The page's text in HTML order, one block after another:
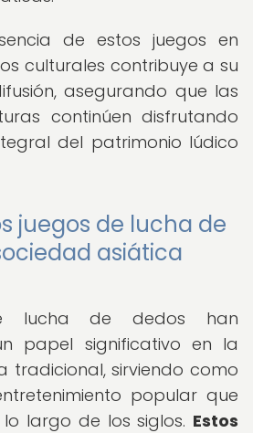
de estos juegos en
culturales contribuye a su
asegurando que las
continúen disfrutando
del patrimonio lúdico
juegos de lucha de
asiática
lucha de dedos han
papel significativo en la
tradicional, sirviendo como
popular que
largo de los siglos. Estos